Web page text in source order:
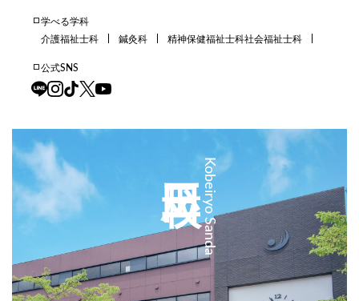
学べる学科
介護福祉士科
鍼灸科 精神保健福祉士科社会福祉士科
公式SNS
Kobeiryo Sanda